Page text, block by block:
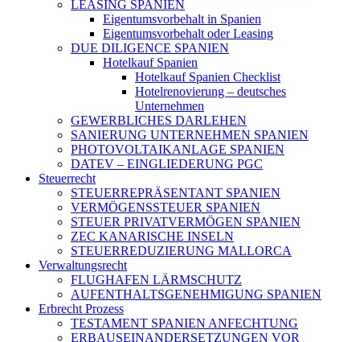
LEASING SPANIEN
Eigentumsvorbehalt in Spanien
Eigentumsvorbehalt oder Leasing
DUE DILIGENCE SPANIEN
Hotelkauf Spanien
Hotelkauf Spanien Checklist
Hotelrenovierung – deutsches
Unternehmen
GEWERBLICHES DARLEHEN
SANIERUNG UNTERNEHMEN SPANIEN
PHOTOVOLTAIKANLAGE SPANIEN
DATEV – EINGLIEDERUNG PGC
Steuerrecht
STEUERREPRÄSENTANT SPANIEN
VERMÖGENSSTEUER SPANIEN
STEUER PRIVATVERMÖGEN SPANIEN
ZEC KANARISCHE INSELN
STEUERREDUZIERUNG MALLORCA
Verwaltungsrecht
FLUGHAFEN LÄRMSCHUTZ
AUFENTHALTSGENEHMIGUNG SPANIEN
Erbrecht Prozess
TESTAMENT SPANIEN ANFECHTUNG
ERBAUSEINANDERSETZUNGEN VOR